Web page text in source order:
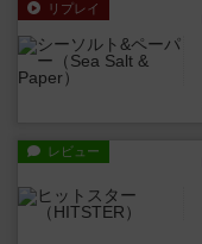
リプレイ
レビュー